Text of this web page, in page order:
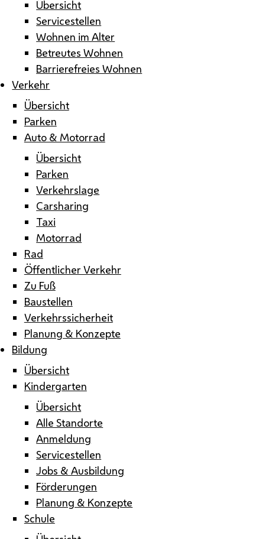
Übersicht
Servicestellen
Wohnen im Alter
Betreutes Wohnen
Barrierefreies Wohnen
Verkehr
Übersicht
Parken
Auto & Motorrad
Übersicht
Parken
Verkehrslage
Carsharing
Taxi
Motorrad
Rad
Öffentlicher Verkehr
Zu Fuß
Baustellen
Verkehrssicherheit
Planung & Konzepte
Bildung
Übersicht
Kindergarten
Übersicht
Alle Standorte
Anmeldung
Servicestellen
Jobs & Ausbildung
Förderungen
Planung & Konzepte
Schule